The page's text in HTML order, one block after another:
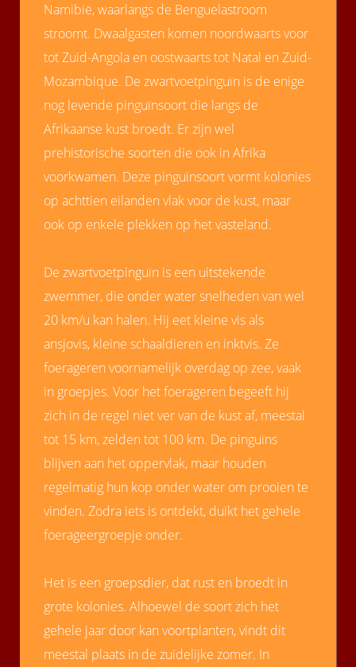
Namibië, waarlangs de Benguelastroom
stroomt. Dwaalgasten komen noordwaarts voor
tot Zuid-Angola en oostwaarts tot Natal en Zuid-
Mozambique. De zwartvoetpinguïn is de enige
nog levende pinguïnsoort die langs de
Afrikaanse kust broedt. Er zijn wel
prehistorische soorten die ook in Afrika
voorkwamen. Deze pinguïnsoort vormt kolonies
op achttien eilanden vlak voor de kust, maar
ook op enkele plekken op het vasteland.
De zwartvoetpinguïn is een uitstekende
zwemmer, die onder water snelheden van wel
20 km/u kan halen. Hij eet kleine vis als
ansjovis, kleine schaaldieren en inktvis. Ze
foerageren voornamelijk overdag op zee, vaak
in groepjes. Voor het foerageren begeeft hij
zich in de regel niet ver van de kust af, meestal
tot 15 km, zelden tot 100 km. De pinguïns
blijven aan het oppervlak, maar houden
regelmatig hun kop onder water om prooien te
vinden. Zodra iets is ontdekt, duikt het gehele
foerageergroepje onder.
Het is een groepsdier, dat rust en broedt in
grote kolonies. Alhoewel de soort zich het
gehele jaar door kan voortplanten, vindt dit
meestal plaats in de zuidelijke zomer. In